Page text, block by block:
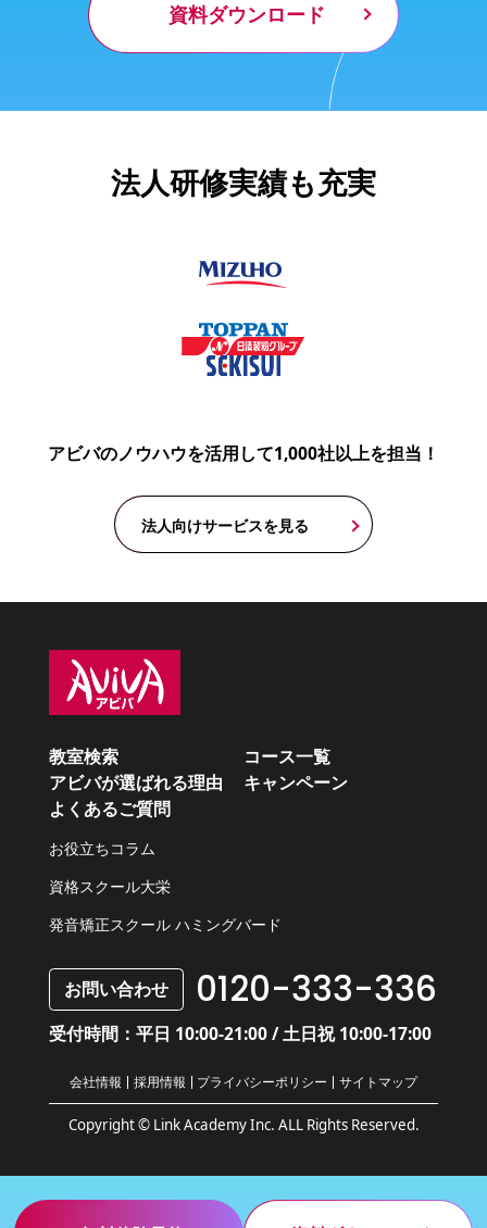
資料ダウンロード
法人研修実績も充実
アビバのノウハウを活用して1,000社以上を担当！
法人向けサービスを見る
教室検索
コース一覧
アビバが選ばれる理由
キャンペーン
よくあるご質問
お役立ちコラム
資格スクール大栄
発音矯正スクール ハミングバード
お問い合わせ 0120-333-336
受付時間：平日 10:00-21:00 / 土日祝 10:00-17:00
Copyright © Link Academy Inc. ALL Rights Reserved.
会社情報 採用情報 プライバシーポリシー サイトマップ